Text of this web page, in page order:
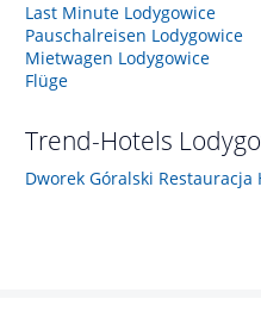
Last Minute Lodygowice
Pauschalreisen Lodygowice
Mietwagen Lodygowice
Flüge
Trend-Hotels
Dworek Góralski Restauracja